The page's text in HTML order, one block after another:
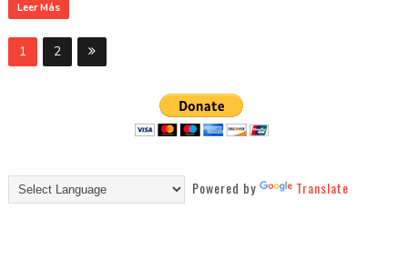
Leer Más
1 2
Powered by Translate